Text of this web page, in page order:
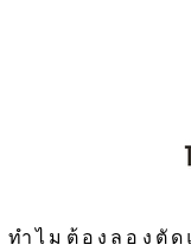
ทำไมต้องลองตัด